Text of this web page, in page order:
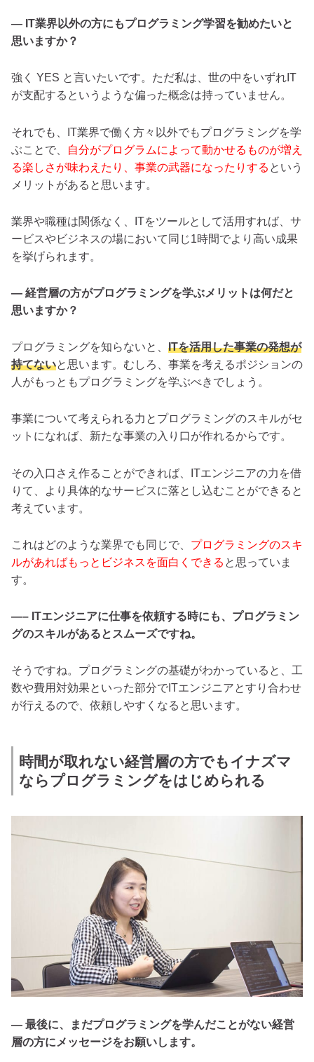
— IT業界以外の方にもプログラミング学習を勧めたいと
思いますか？
強く YES と言いたいです。ただ私は、世の中をいずれIT
が支配するというような偏った概念は持っていません。
それでも、IT業界で働く方々以外でもプログラミングを学
ぶことで、
自分がプログラムによって動かせるものが増え
る楽しさが味わえたり、事業の武器になったりする という
メリットがあると思います。
業界や職種は関係なく、ITをツールとして活用すれば、サ
ービスやビジネスの場において同じ1時間でより高い成果
を挙げられます。
— 経営層の方がプログラミングを学ぶメリットは何だと
思いますか？
プログラミングを知らないと、 ITを活用した事業の発想が
持てないと思います。むしろ、事業を考えるポジションの
人がもっともプログラミングを学ぶべきでしょう。
事業について考えられる力とプログラミングのスキルがセ
ットになれば、新たな事業の入り口が作れるからです。
その入口さえ作ることができれば、ITエンジニアの力を借
りて、より具体的なサービスに落とし込むことができると
考えています。
これはどのような業界でも同じで、 プログラミングのスキ
ルがあればもっとビジネスを面白くできる と思っていま
す。
—– ITエンジニアに仕事を依頼する時にも、プログラミン
グのスキルがあるとスムーズですね。
そうですね。プログラミングの基礎がわかっていると、工
数や費用対効果といった部分でITエンジニアとすり合わせ
が行えるので、依頼しやすくなると思います。
時間が取れない経営層の方でもイナズマ
ならプログラミングをはじめられる
— 最後に、まだプログラミングを学んだことがない経営
層の方にメッセージをお願いします。